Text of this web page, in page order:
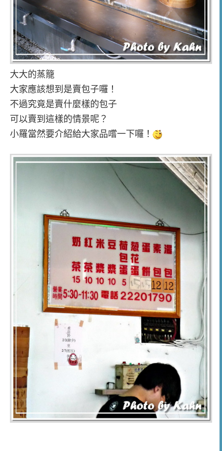
大大的蒸籠
大家應該想到是賣包子囉！
不過究竟是賣什麼樣的包子
可以賣到這樣的情景呢？
小羅當然要介紹給大家品嚐一下囉！